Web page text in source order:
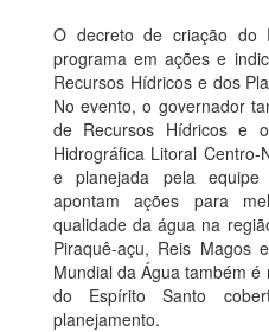
O decreto de criação do
programa em ações e
Recursos Hídricos e dos
No evento, o governador
de Recursos Hídricos e
Hidrográfica Litoral
e planejada pela
apontam ações para
qualidade da água na
Piraquê-açu, Reis Magos
Mundial da Água também
do Espírito Santo
planejamento.